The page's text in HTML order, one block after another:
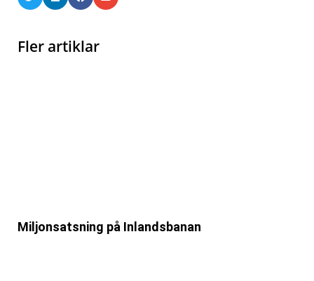
Fler artiklar
Miljonsatsning på Inlandsbanan